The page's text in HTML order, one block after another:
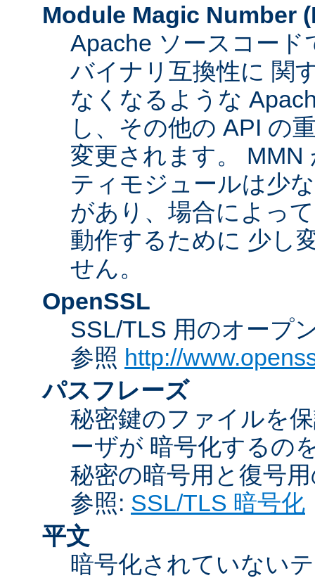
Module Magic Number (
Apache ソースコー
バイナリ互換性に 関
なくなるような
し、その他の API の
変更されます。
ティモジュールは少
があり、場合によっ
動作するために 少し
せん。
OpenSSL
SSL/TLS 用のオープ
参照 http://
パスフレーズ
秘密鍵のファイルを
ーザが 暗号化するの
秘密の暗号用と復号
参照: SSL/TLS 暗号化
平文
暗号化されていない